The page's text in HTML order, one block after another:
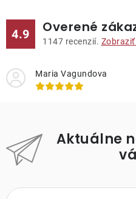
4.9 Overené
1147 recenzií.
Maria Vagundova
Aktuálne